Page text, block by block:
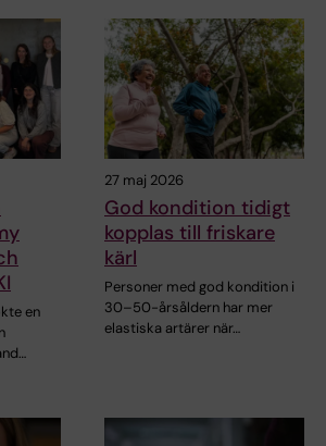
en
27 maj 2026
God kondition tidigt
kopplas till friskare
kärl
Personer med god kondition i
30–50-årsåldern har mer
elastiska artärer när…